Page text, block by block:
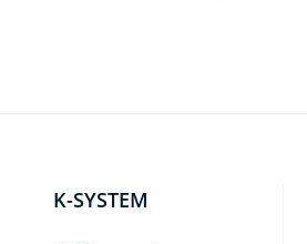
K-SYSTEM